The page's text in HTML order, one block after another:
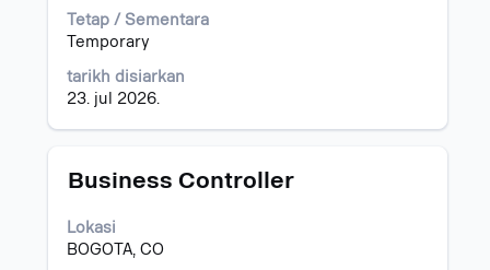
Tetap / Sementara
Temporary
tarikh disiarkan
23. jul 2026.
kandungan
penuh
maklumat
kerja.
Jawatan
Business Controller
Lokasi
BOGOTA, CO
Pilih
bar
ruang